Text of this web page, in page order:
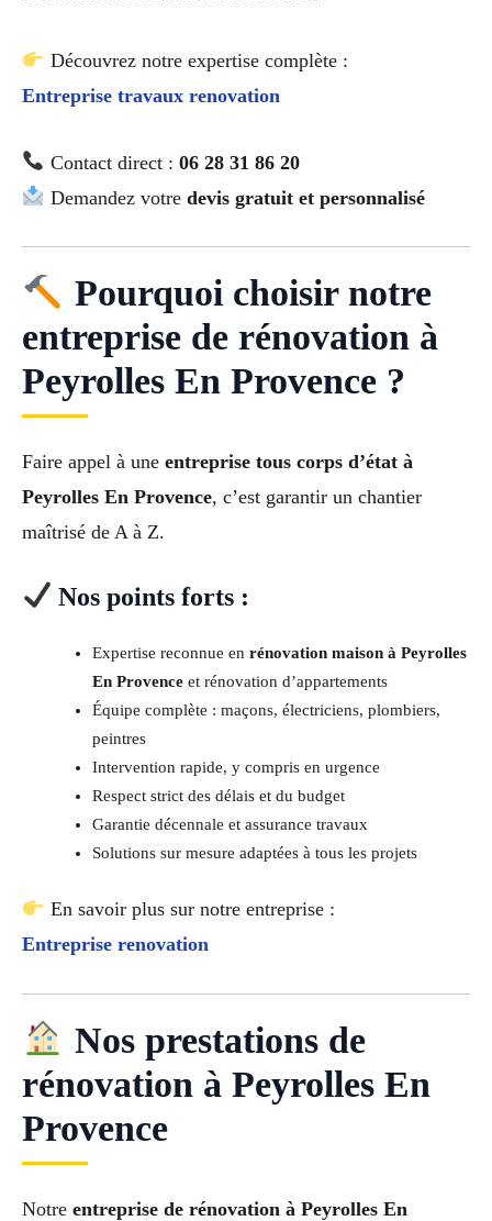
Découvrez notre expertise complète :
Entreprise travaux renovation
Contact direct : 06 28 31 86 20
Demandez votre devis gratuit et personnalisé
Pourquoi choisir notre
entreprise de rénovation à
Peyrolles En Provence ?
Faire appel à une entreprise tous corps d’état à
Peyrolles En Provence, c’est garantir un chantier
maîtrisé de A à Z.
Nos points forts :
Expertise reconnue en rénovation maison à Peyrolles
En Provenceet rénovation d’appartements
Équipe complète : maçons, électriciens, plombiers,
peintres
Intervention rapide, y compris en urgence
Respect strict des délais et du budget
Garantie décennale et assurance travaux
Solutions sur mesure adaptées à tous les projets
En savoir plus sur notre entreprise :
Entreprise renovation
Nos prestations de
rénovation à Peyrolles En
Provence
Notre entreprise de rénovation à Peyrolles En